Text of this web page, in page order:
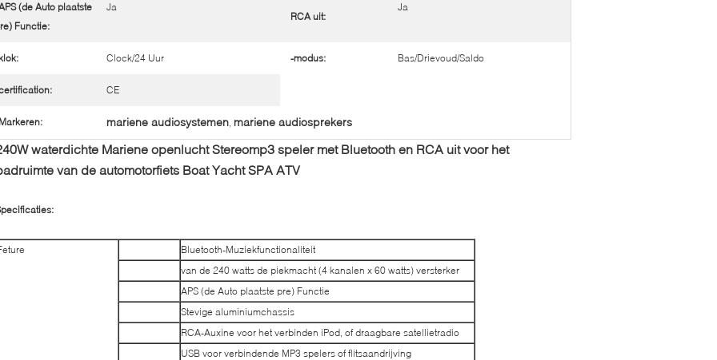
(de Auto plaatste
Functie:
Ja
RCA uit:
Ja
Clock/24 Uur -modus: Bas/Drievoud/Saldo
CE
mariene audiosystemen, mariene audiosprekers
waterdichte Mariene openlucht Stereomp3 speler met Bluetooth en RCA uit voor het
van de automotorfiets Boat Yacht SPA ATV
Bluetooth-Muziekfunctionaliteit
van de 240 watts de piekmacht (4 kanalen x 60 watts) versterker
APS (de Auto plaatste pre) Functie
Stevige aluminiumchassis
RCA-Auxine voor het verbinden iPod, of draagbare satellietradio
USB voor verbindende MP3 spelers of flitsaandrijving